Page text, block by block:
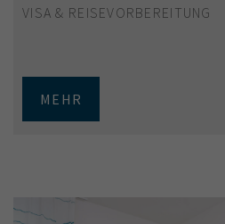
VISA & REISEVORBEREITUNG
MEHR